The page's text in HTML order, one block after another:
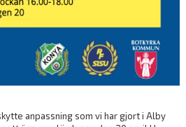
anpassning som vi har gjort i Alby